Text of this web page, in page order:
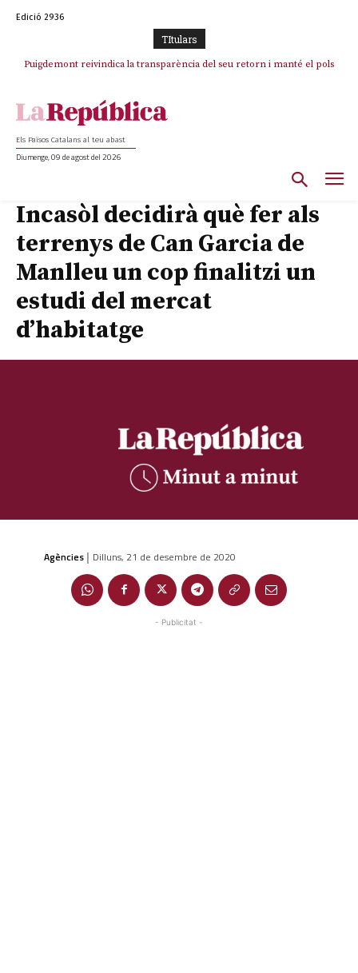
Edició 2936
TItulars
Puigdemont reivindica la transparència del seu retorn i manté el pols
Els Països Catalans al teu abast
Diumenge, 09 de agost del 2026
Incasòl decidirà què fer als
terrenys de Can Garcia de
Manlleu un cop finalitzi un
estudi del mercat
d’habitatge
Agències | Dilluns, 21 de desembre de 2020
- Publicitat -